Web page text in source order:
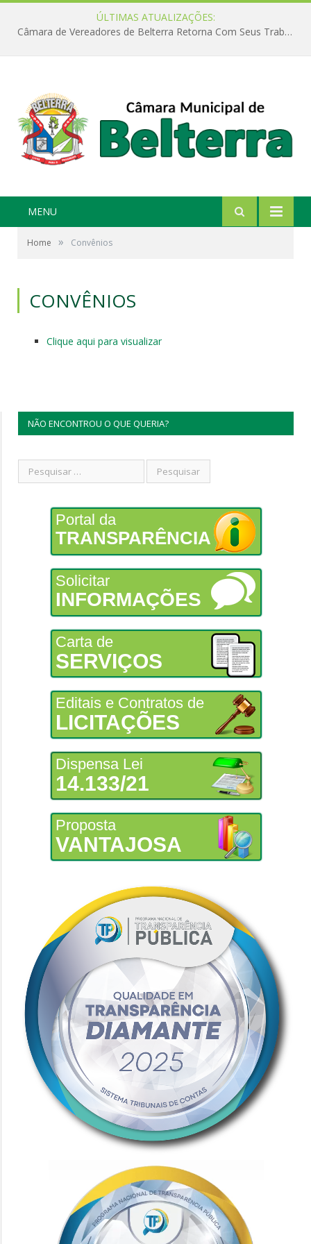
ÚLTIMAS ATUALIZAÇÕES:
Câmara de Vereadores de Belterra Retorna Com Seus Trabalhos Legislativos
MENU
Home » Convênios
CONVÊNIOS
Clique aqui para visualizar
NÃO ENCONTROU O QUE QUERIA?
Portal da
TRANSPARÊNCIA
Solicitar
INFORMAÇÕES
Carta de
SERVIÇOS
Editais e Contratos de
LICITAÇÕES
Dispensa Lei
14.133/21
Proposta
VANTAJOSA